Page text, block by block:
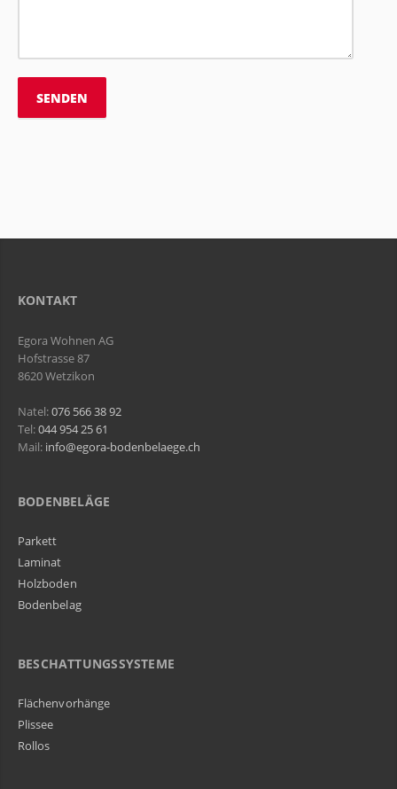
KONTAKT
Egora Wohnen AG
Hofstrasse 87
8620 Wetzikon
Natel:076 566 38 92
Tel:044 954 25 61
Mail: info@egora-bodenbelaege.ch
BODENBELÄGE
Parkett
Laminat
Holzboden
Bodenbelag
BESCHATTUNGSSYSTEME
Flächenvorhänge
Plissee
Rollos